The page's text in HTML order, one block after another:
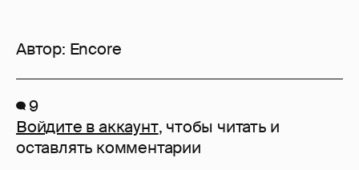
Автор: Encore
9
Войдите в аккаунт, чтобы читать и
оставлять комментарии